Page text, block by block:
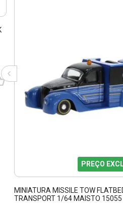
PREÇO
MINIATURA MISSILE TOW
TRANSPORT 1/64 MAISTO 15055